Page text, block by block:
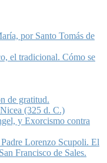
por Santo Tomás de
el tradicional. Cómo se
de gratitud.
(325 d. C.)
y Exorcismo contra
Lorenzo Scupoli. El
Francisco de Sales.